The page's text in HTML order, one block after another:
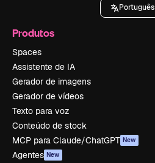
Português
Produtos
Spaces
Assistente de IA
Gerador de imagens
Gerador de vídeos
Texto para voz
Conteúdo de stock
MCP para Claude/ChatGPT New
Agentes New